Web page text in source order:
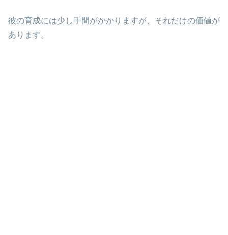
彼の育成には少し手間がかかりますが、それだけの価値が
あります。